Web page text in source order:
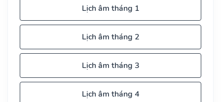
Lịch âm tháng 1
Lịch âm tháng 2
Lịch âm tháng 3
Lịch âm tháng 4